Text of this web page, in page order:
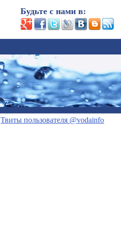
Будьте с нами в:
Твиты пользователя @vodainfo